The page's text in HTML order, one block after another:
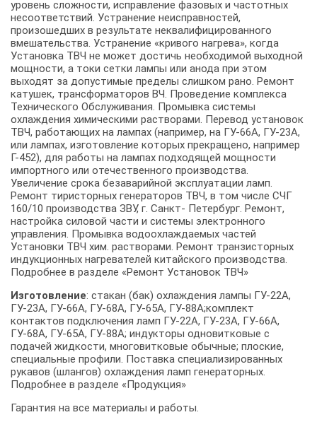
уровень сложности, исправление фазовых и частотных
несоответствий. Устранение неисправностей,
произошедших в результате неквалифицированного
вмешательства. Устранение «кривого нагрева», когда
Установка ТВЧ не может достичь необходимой выходной
мощности, а токи сетки лампы или анода при этом
выходят за допустимые пределы слишком рано. Ремонт
катушек, трансформаторов ВЧ. Проведение комплекса
Технического Обслуживания. Промывка системы
охлаждения химическими растворами. Перевод установок
ТВЧ, работающих на лампах (например, на ГУ-66А, ГУ-23А,
или лампах, изготовление которых прекращено, например
Г-452), для работы на лампах подходящей мощности
импортного или отечественного производства.
Увеличение срока безаварийной эксплуатации ламп.
Ремонт тиристорных генераторов ТВЧ, в том числе СЧГ
160/10 производства ЗВУ, г. Санкт- Петербург. Ремонт,
настройка силовой части и системы электронного
управления. Промывка водоохлаждаемых частей
Установки ТВЧ хим. растворами. Ремонт транзисторных
индукционных нагревателей китайского производства.
Подробнее в разделе «Ремонт Установок ТВЧ»
Изготовление: стакан (бак) охлаждения лампы ГУ-22А,
ГУ-23А, ГУ-66А, ГУ-68А, ГУ-65А, ГУ-88А;комплект
контактов подключения ламп ГУ-22А, ГУ-23А, ГУ-66А,
ГУ-68А, ГУ-65А, ГУ-88А; индукторы одновитковые с
подачей жидкости, многовитковые обычные; плоские,
специальные профили. Поставка специализированных
рукавов (шлангов) охлаждения ламп генераторных.
Подробнее в разделе «Продукция»
Гарантия на все материалы и работы.